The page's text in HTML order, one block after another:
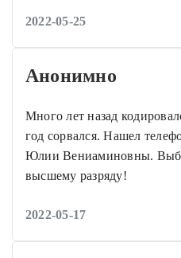
2022-05-25
Анонимно
Много лет назад
год сорвался. Нашел
Юлии Вениаминовны.
высшему разряду!
2022-05-17